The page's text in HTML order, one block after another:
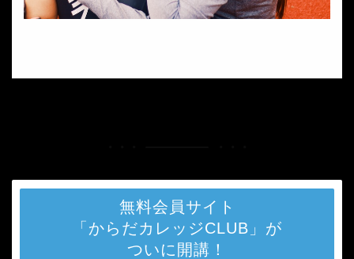
無料会員サイト
「からだカレッジCLUB」が
ついに開講！